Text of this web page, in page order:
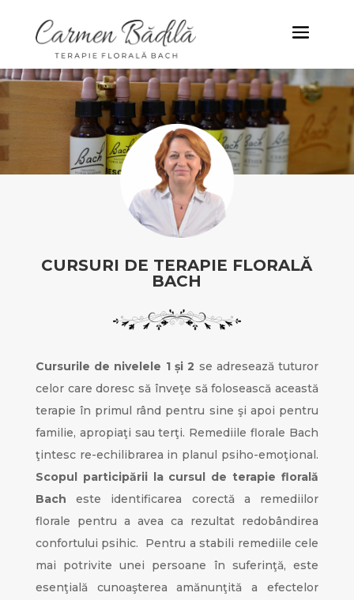
CURSURI DE TERAPIE FLORALĂ
BACH
Cursurile de nivelele 1 și 2 se adresează tuturor
celor care doresc să înveţe să folosească această
terapie în primul rând pentru sine şi apoi pentru
familie, apropiaţi sau terţi. Remediile florale Bach
ţintesc re-echilibrarea in planul psiho-emoţional.
Scopul participării la cursul de terapie florală
Bach este identificarea corectă a remediilor
florale pentru a avea ca rezultat redobândirea
confortului psihic. Pentru a stabili remediile cele
mai potrivite unei persoane în suferinţă, este
esenţială cunoaşterea amănunţită a efectelor